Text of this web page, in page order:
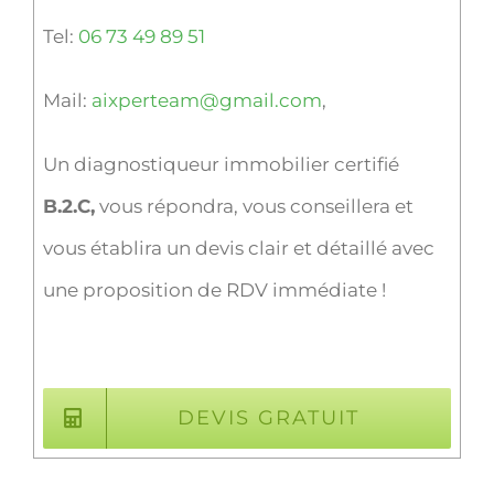
Tel: 06 73 49 89 51
Mail: aixperteam@gmail.com,
Un diagnostiqueur immobilier certifié
B.2.C,vous répondra, vous conseillera et
vous établira un devis clair et détaillé avec
une proposition de RDV immédiate !
DEVIS GRATUIT